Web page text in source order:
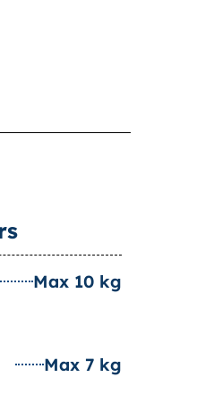
Max 10 kg
Max 7 kg